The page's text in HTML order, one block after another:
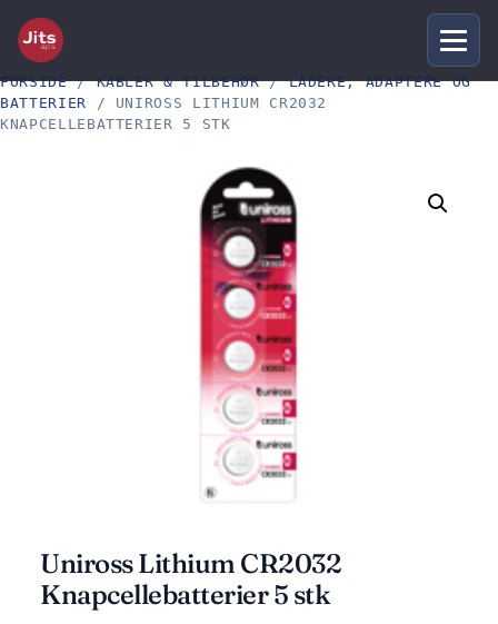
FORSIDE/KABLER & TILBEHØR/LADERE, ADAPTERE OG
BATTERIER / UNIROSS LITHIUM CR2032
KNAPCELLEBATTERIER 5 STK
Uniross Lithium CR2032
Knapcellebatterier 5 stk